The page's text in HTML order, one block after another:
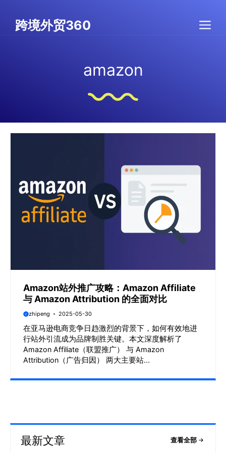
跨境外贸360 菜
amazon
Amazon站外推广攻略：Amazon Affiliate
与 Amazon Attribution 的全面对比
zhipeng 2025-05-30
在亚马逊电商竞争日趋激烈的背景下，如何有效地进
行站外引流成为品牌制胜关键。本文深度解析了
Amazon Affiliate（联盟推广） 与 Amazon
Attribution（广告归因） 两大主要站...
最新文章 查看全部